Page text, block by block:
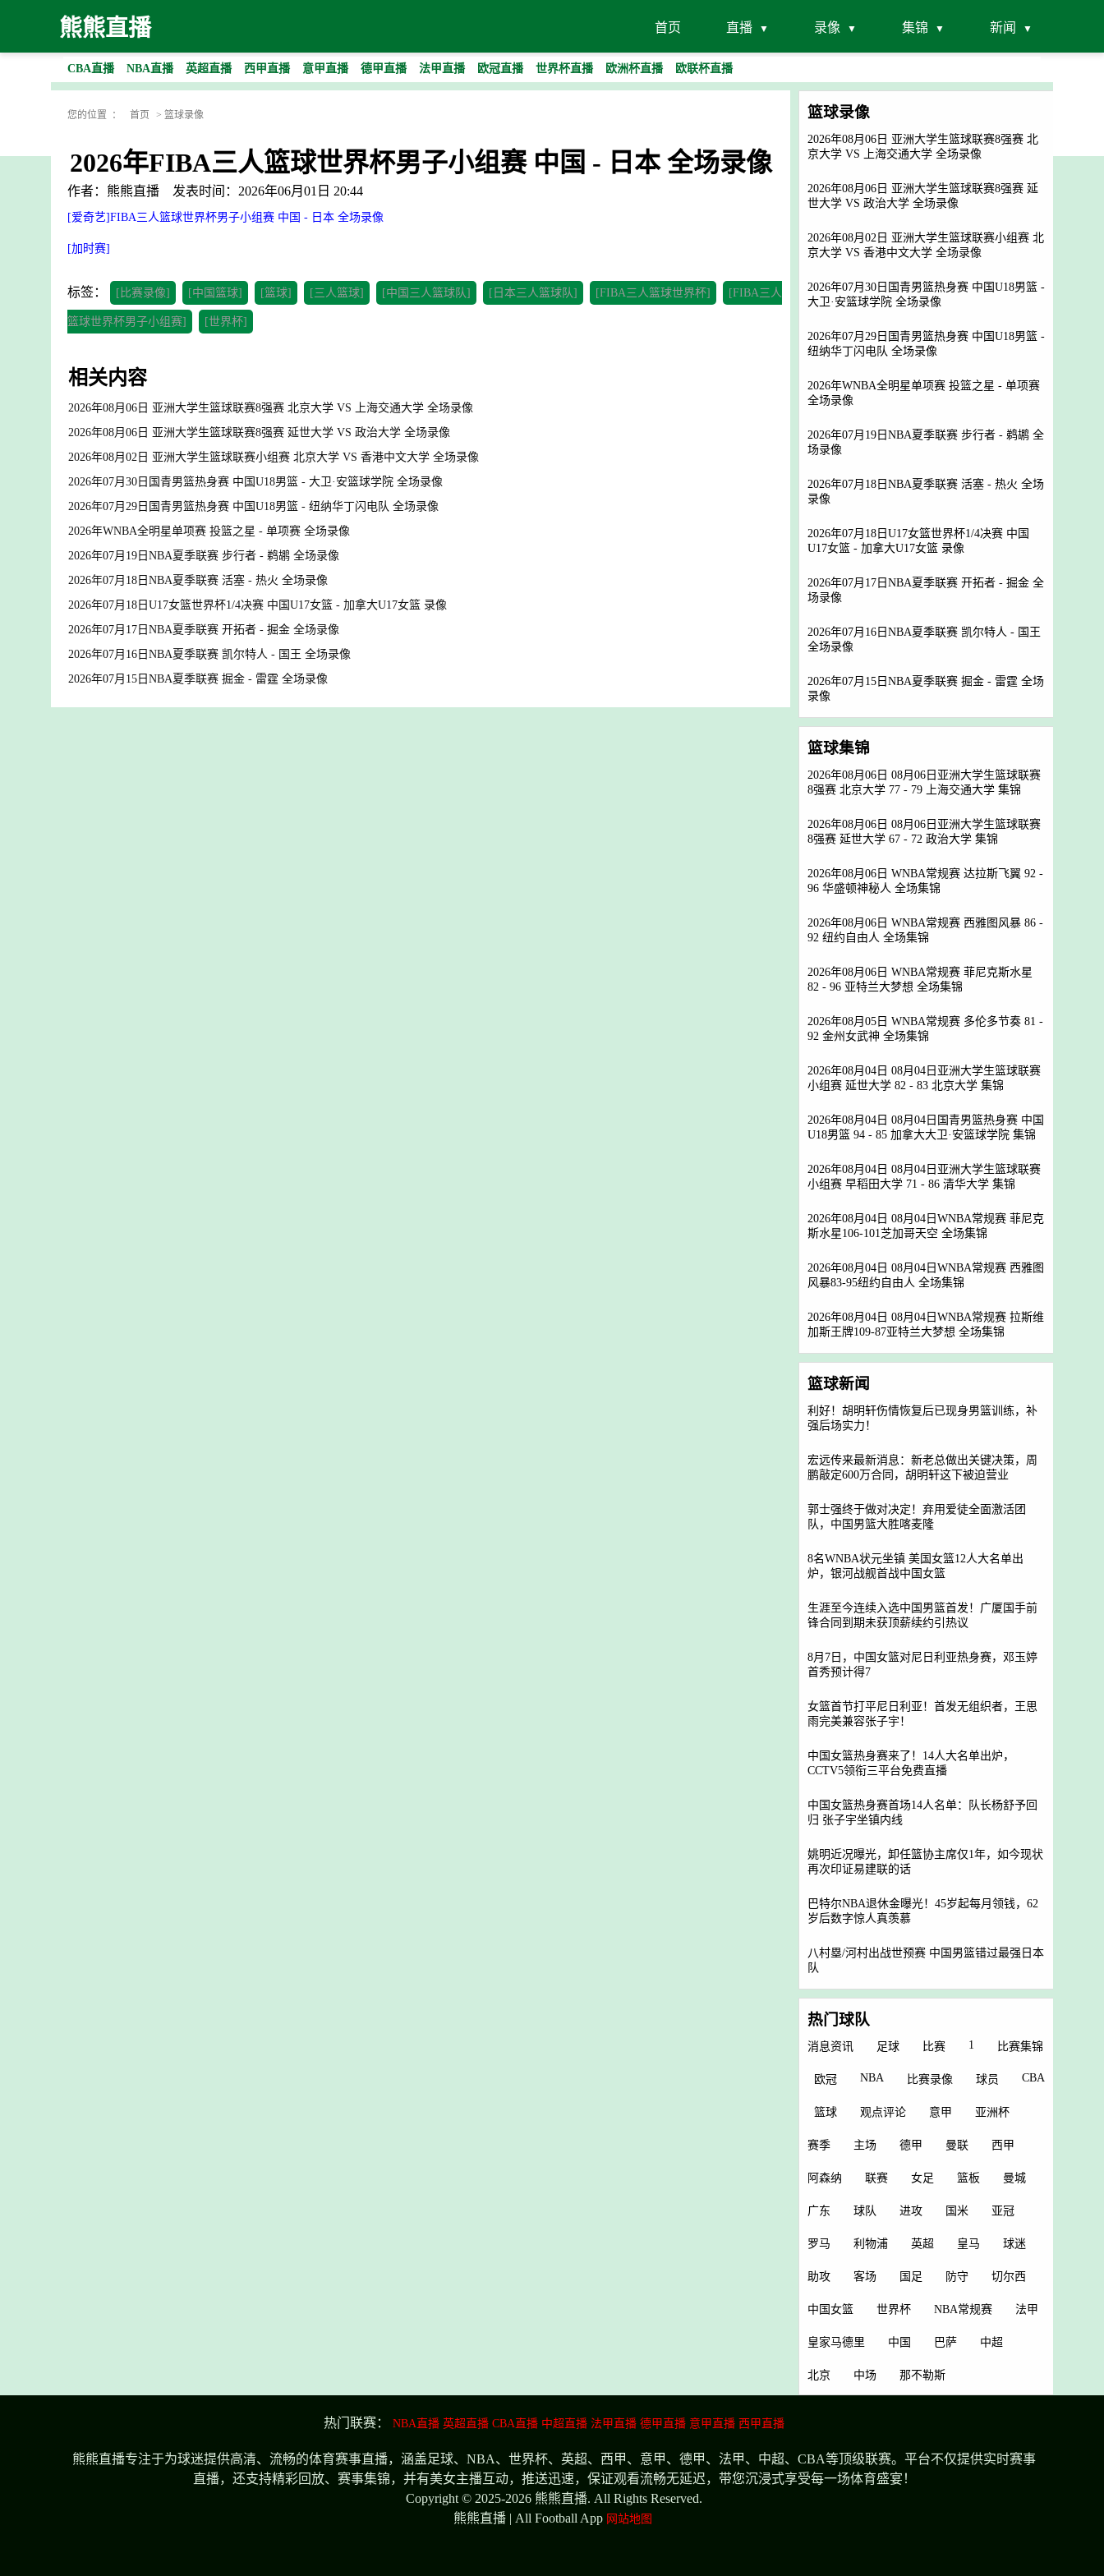
熊熊直播 首页 直播 录像 集锦 新闻
CBA直播 NBA直播 英超直播 西甲直播 意甲直播 德甲直播 法甲直播 欧冠直播 世界杯直播 欧洲杯直播 欧联杯直播
您的位置 ： 首页 > 篮球录像
2026年FIBA三人篮球世界杯男子小组赛 中国 - 日本 全场录像
作者：熊熊直播 发表时间：2026年06月01日 20:44
[爱奇艺]FIBA三人篮球世界杯男子小组赛 中国 - 日本 全场录像
[加时赛]
标签： [比赛录像] [中国篮球] [篮球] [三人篮球] [中国三人篮球队] [日本三人篮球队] [FIBA三人篮球世界杯] [FIBA三人
篮球世界杯男子小组赛] [世界杯]
相关内容
2026年08月06日 亚洲大学生篮球联赛8强赛 北京大学 VS 上海交通大学 全场录像
2026年08月06日 亚洲大学生篮球联赛8强赛 延世大学 VS 政治大学 全场录像
2026年08月02日 亚洲大学生篮球联赛小组赛 北京大学 VS 香港中文大学 全场录像
2026年07月30日国青男篮热身赛 中国U18男篮 - 大卫·安篮球学院 全场录像
2026年07月29日国青男篮热身赛 中国U18男篮 - 纽纳华丁闪电队 全场录像
2026年WNBA全明星单项赛 投篮之星 - 单项赛 全场录像
2026年07月19日NBA夏季联赛 步行者 - 鹈鹕 全场录像
2026年07月18日NBA夏季联赛 活塞 - 热火 全场录像
2026年07月18日U17女篮世界杯1/4决赛 中国U17女篮 - 加拿大U17女篮 录像
2026年07月17日NBA夏季联赛 开拓者 - 掘金 全场录像
2026年07月16日NBA夏季联赛 凯尔特人 - 国王 全场录像
2026年07月15日NBA夏季联赛 掘金 - 雷霆 全场录像
篮球录像
2026年08月06日 亚洲大学生篮球联赛8强赛 北
京大学 VS 上海交通大学 全场录像
2026年08月06日 亚洲大学生篮球联赛8强赛 延
世大学 VS 政治大学 全场录像
2026年08月02日 亚洲大学生篮球联赛小组赛 北
京大学 VS 香港中文大学 全场录像
2026年07月30日国青男篮热身赛 中国U18男篮 -
大卫·安篮球学院 全场录像
2026年07月29日国青男篮热身赛 中国U18男篮 -
纽纳华丁闪电队 全场录像
2026年WNBA全明星单项赛 投篮之星 - 单项赛
全场录像
2026年07月19日NBA夏季联赛 步行者 - 鹈鹕 全
场录像
2026年07月18日NBA夏季联赛 活塞 - 热火 全场
录像
2026年07月18日U17女篮世界杯1/4决赛 中国
U17女篮 - 加拿大U17女篮 录像
2026年07月17日NBA夏季联赛 开拓者 - 掘金 全
场录像
2026年07月16日NBA夏季联赛 凯尔特人 - 国王
全场录像
2026年07月15日NBA夏季联赛 掘金 - 雷霆 全场
录像
篮球集锦
2026年08月06日 08月06日亚洲大学生篮球联赛
8强赛 北京大学 77 - 79 上海交通大学 集锦
2026年08月06日 08月06日亚洲大学生篮球联赛
8强赛 延世大学 67 - 72 政治大学 集锦
2026年08月06日 WNBA常规赛 达拉斯飞翼 92 -
96 华盛顿神秘人 全场集锦
2026年08月06日 WNBA常规赛 西雅图风暴 86 -
92 纽约自由人 全场集锦
2026年08月06日 WNBA常规赛 菲尼克斯水星
82 - 96 亚特兰大梦想 全场集锦
2026年08月05日 WNBA常规赛 多伦多节奏 81 -
92 金州女武神 全场集锦
2026年08月04日 08月04日亚洲大学生篮球联赛
小组赛 延世大学 82 - 83 北京大学 集锦
2026年08月04日 08月04日国青男篮热身赛 中国
U18男篮 94 - 85 加拿大大卫·安篮球学院 集锦
2026年08月04日 08月04日亚洲大学生篮球联赛
小组赛 早稻田大学 71 - 86 清华大学 集锦
2026年08月04日 08月04日WNBA常规赛 菲尼克
斯水星106-101芝加哥天空 全场集锦
2026年08月04日 08月04日WNBA常规赛 西雅图
风暴83-95纽约自由人 全场集锦
2026年08月04日 08月04日WNBA常规赛 拉斯维
加斯王牌109-87亚特兰大梦想 全场集锦
篮球新闻
利好！胡明轩伤情恢复后已现身男篮训练，补
强后场实力！
宏远传来最新消息：新老总做出关键决策，周
鹏敲定600万合同，胡明轩这下被迫营业
郭士强终于做对决定！弃用爱徒全面激活团
队，中国男篮大胜喀麦隆
8名WNBA状元坐镇 美国女篮12人大名单出
炉，银河战舰首战中国女篮
生涯至今连续入选中国男篮首发！广厦国手前
锋合同到期未获顶薪续约引热议
8月7日，中国女篮对尼日利亚热身赛，邓玉婷
首秀预计得7
女篮首节打平尼日利亚！首发无组织者，王思
雨完美兼容张子宇！
中国女篮热身赛来了！14人大名单出炉，
CCTV5领衔三平台免费直播
中国女篮热身赛首场14人名单：队长杨舒予回
归 张子宇坐镇内线
姚明近况曝光，卸任篮协主席仅1年，如今现状
再次印证易建联的话
巴特尔NBA退休金曝光！45岁起每月领钱，62
岁后数字惊人真羡慕
八村塁/河村出战世预赛 中国男篮错过最强日本
队
热门球队
消息资讯 足球 比赛 1 比赛集锦
欧冠 NBA 比赛录像 球员 CBA
篮球 观点评论 意甲 亚洲杯
赛季 主场 德甲 曼联 西甲
阿森纳 联赛 女足 篮板 曼城
广东 球队 进攻 国米 亚冠
罗马 利物浦 英超 皇马 球迷
助攻 客场 国足 防守 切尔西
中国女篮 世界杯 NBA常规赛 法甲
皇家马德里 中国 巴萨 中超
北京 中场 那不勒斯
热门联赛： NBA直播 英超直播 CBA直播 中超直播 法甲直播 德甲直播 意甲直播 西甲直播
熊熊直播专注于为球迷提供高清、流畅的体育赛事直播，涵盖足球、NBA、世界杯、英超、西甲、意甲、德甲、法甲、中超、CBA等顶级联赛。平台不仅提供实时赛事
直播，还支持精彩回放、赛事集锦，并有美女主播互动，推送迅速，保证观看流畅无延迟，带您沉浸式享受每一场体育盛宴！
Copyright © 2025-2026 熊熊直播. All Rights Reserved.
熊熊直播 | All Football App 网站地图